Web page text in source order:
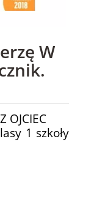
W
OJCIEC
1 szkoły